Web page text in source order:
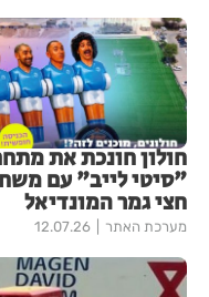
חולון חונכת את
"סיטי לייב" עם
חצי גמר המונדיאל
מערכת האתר 12.07.26